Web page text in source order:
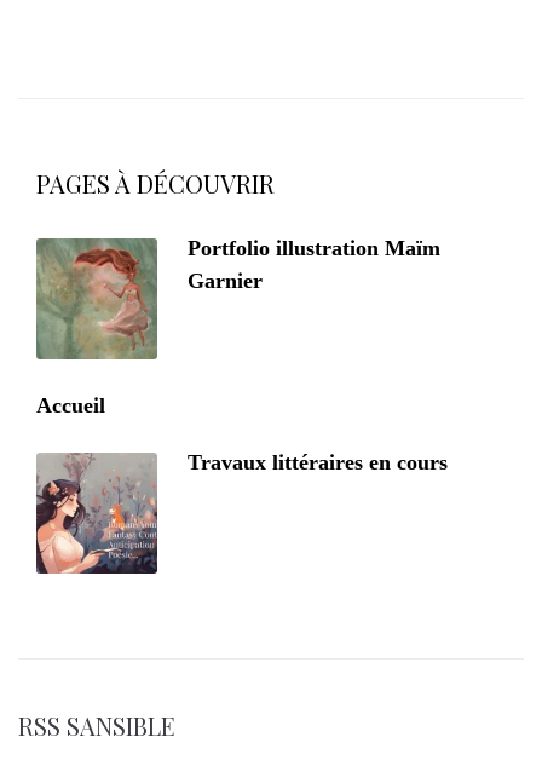
PAGES À DÉCOUVRIR
Portfolio illustration Maïm
Garnier
Accueil
Travaux littéraires en cours
RSS SANSIBLE